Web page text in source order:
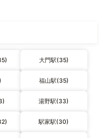
大門駅(35)
福山駅(35)
湯野駅(33)
駅家駅(30)